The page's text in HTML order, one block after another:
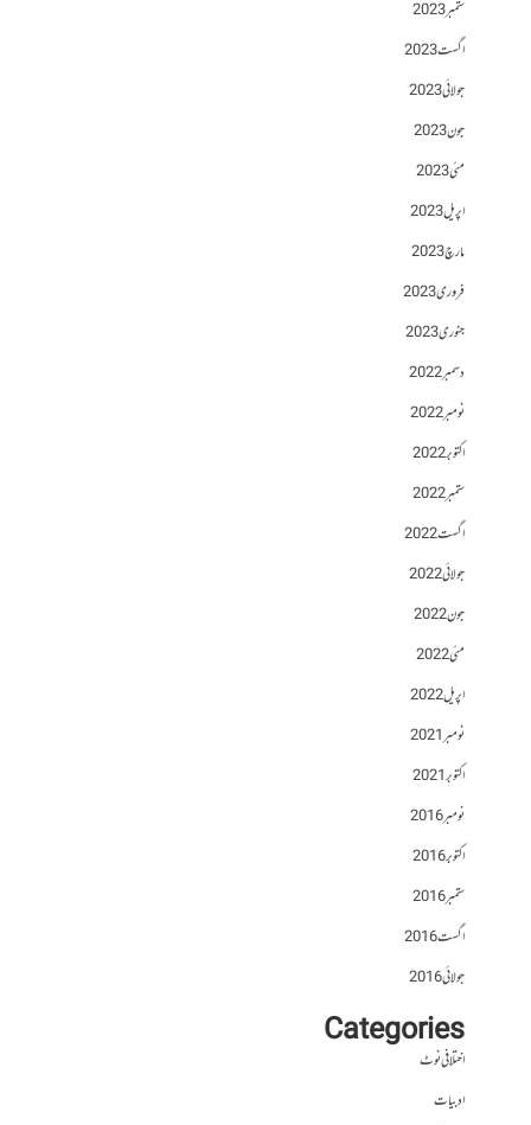
ستمبر 2023
اگست 2023
جولائی 2023
جون 2023
مئی 2023
اپریل 2023
مارچ 2023
فروری 2023
جنوری 2023
دسمبر 2022
نومبر 2022
اکتوبر 2022
ستمبر 2022
اگست 2022
جولائی 2022
جون 2022
مئی 2022
اپریل 2022
نومبر 2021
اکتوبر 2021
نومبر 2016
اکتوبر 2016
ستمبر 2016
اگست 2016
جولائی 2016
Categories
اختلافی نوٹ
ادبیات